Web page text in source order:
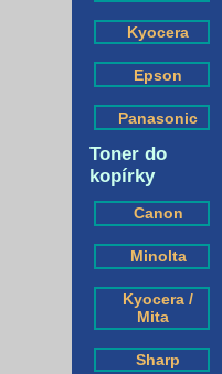
Kyocera
Epson
Panasonic
Toner do
kopírky
Canon
Minolta
Kyocera /
Mita
Sharp